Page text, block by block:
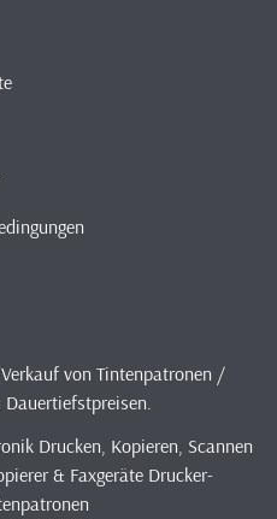
von Tintenpatronen /
Drucken, Kopieren, Scannen
& Faxgeräte Drucker-